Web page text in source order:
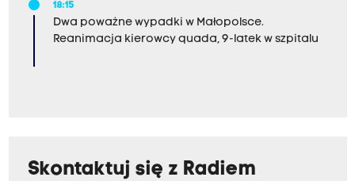
18:15
Dwa poważne wypadki w Małopolsce.
Reanimacja kierowcy quada, 9-latek w szpitalu
Skontaktuj się z Radiem